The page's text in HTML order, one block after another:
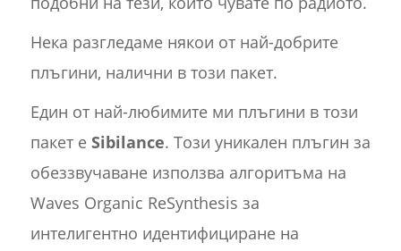
Нека разгледаме някои от най-добрите
плъгини, налични в този пакет.
Един от най-любимите ми плъгини в този
пакет е Sibilance. Този уникален плъгин за
обеззвучаване използва алгоритъма на
Waves Organic ReSynthesis за
интелигентно идентифициране на